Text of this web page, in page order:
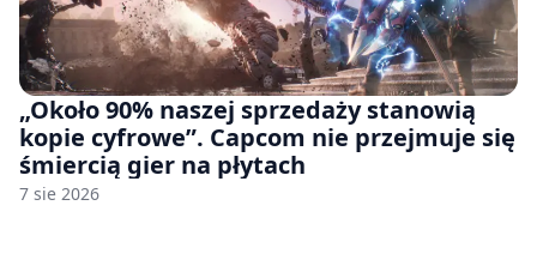
„Około 90% naszej sprzedaży stanowią
kopie cyfrowe”. Capcom nie przejmuje się
śmiercią gier na płytach
7 sie 2026